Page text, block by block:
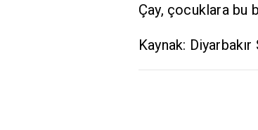
Çay, çocuklara bu
Kaynak: Diyarbakır